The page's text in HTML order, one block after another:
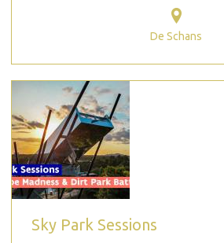
De Schans
Sky Park Sessions